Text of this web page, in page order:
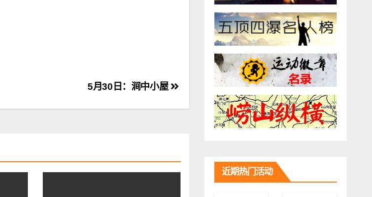
5月30日：涧中小屋
近期热门活动